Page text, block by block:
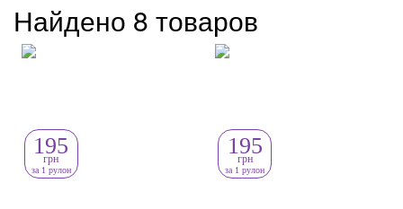
Найдено 8 товаров
195
грн
за 1 рулон
195
грн
за 1 рулон